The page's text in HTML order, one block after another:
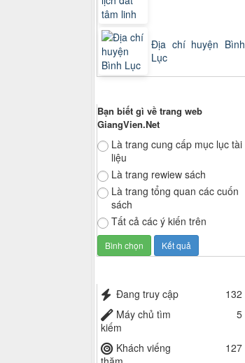
Địa chí huyện Bình
Lục
Bạn biết gì về trang web
GiangVien.Net
Là trang cung cấp mục lục tài
liệu
Là trang rewiew sách
Là trang tổng quan các cuốn
sách
Tất cả các ý kiến trên
Đang truy cập
132
Máy chủ tìm
kiếm
5
Khách viếng
127